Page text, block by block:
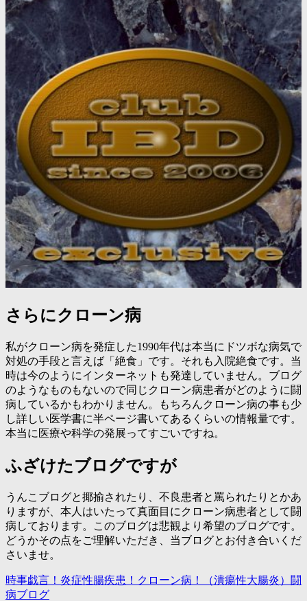
さらにクローン病
私がクローン病を発症した1990年代は本当にドツボな病気で
対処の手段と言えば「絶食」です。それも入院絶食です。当
時は今のようにインターネットも発達していません。ブログ
のようなものもないので同じクローン病患者がどのように闘
病しているかもわかりません。もちろんクローン病の事も少
し詳しい医学書に半ページ書いてあるくらいの情報量です。
本当に医療や科学の発展ってすごいですね。
ふざけたブログですが
うんこブログと揶揄されたり、不良患者と罵られたりとかあ
りますが、本人はいたって真面目にクローン病患者として闘
病しております。このブログは悲観より希望のブログです。
どうかその点をご理解いただき、当ブログとお付き合いくだ
さいませ。
時事戯言！炎症性腸疾患！クローン病！（潰瘍性大腸炎）闘
病ブログ